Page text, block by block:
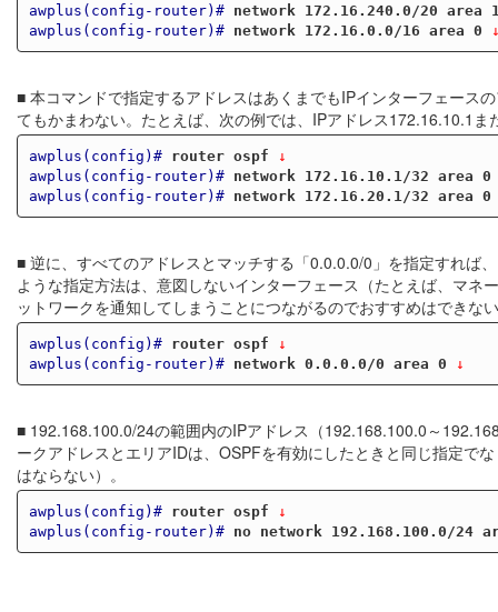
awplus(config-router)#
network 172.16.240.0/20 area
awplus(config-router)#
network 172.16.0.0/16 area 0
■ 本コマンドで指定するアドレスはあくまでもIPインターフェース
てもかまわない。たとえば、次の例では、IPアドレス172.16.10.1
awplus(config)# router ospf ↓
awplus(config-router)#
network 172.16.10.1/32 area 0
awplus(config-router)#
network 172.16.20.1/32 area 0
■ 逆に、すべてのアドレスとマッチする「0.0.0.0/0」を指定すれば
ような指定方法は、意図しないインターフェース（たとえば、マ
ットワークを通知してしまうことにつながるのでおすすめはできな
awplus(config)# router ospf ↓
awplus(config-router)#
network 0.0.0.0/0 area 0 ↓
■ 192.168.100.0/24の範囲内のIPアドレス（192.168.100.0～
ークアドレスとエリアIDは、OSPFを有効にしたときと同じ指定で
はならない）。
awplus(config)# router ospf ↓
awplus(config-router)#
no network 192.168.100.0/24